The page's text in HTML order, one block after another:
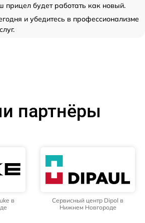
прицел будет работать как новый.
и убедитесь в профессионализме
партнёры
в
Сервисный центр Dipol в
Нижнем Новгороде